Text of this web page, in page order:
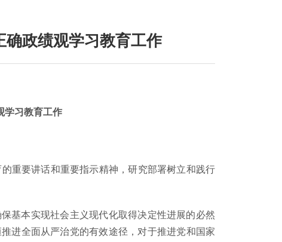
确政绩观学习教育工作
学习教育工作
重要讲话和重要指示精神，研究部署树立和践行
本实现社会主义现代化取得决定性进展的必然
进全面从严治党的有效途径，对于推进党和国家